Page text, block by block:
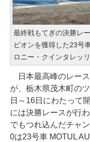
最終戦もてぎの決勝レ
ピオンを獲得した23号
ロニー・クインタレッリ
日本最高峰のレー
が、栃木県茂木町の
日～16日にわたって
には決勝レースが行
でもつれ込んだチャ
0は23号車 MOTUL